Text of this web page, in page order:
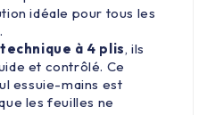
idéale pour tous les
à 4 plis, ils
et contrôlé. Ce
essuie-mains est
les feuilles ne